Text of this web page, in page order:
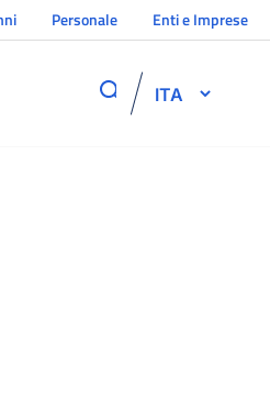
Personale Enti e Imprese
ITA